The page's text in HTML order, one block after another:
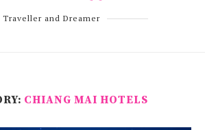
Traveller and Dreamer
CHIANG MAI HOTELS